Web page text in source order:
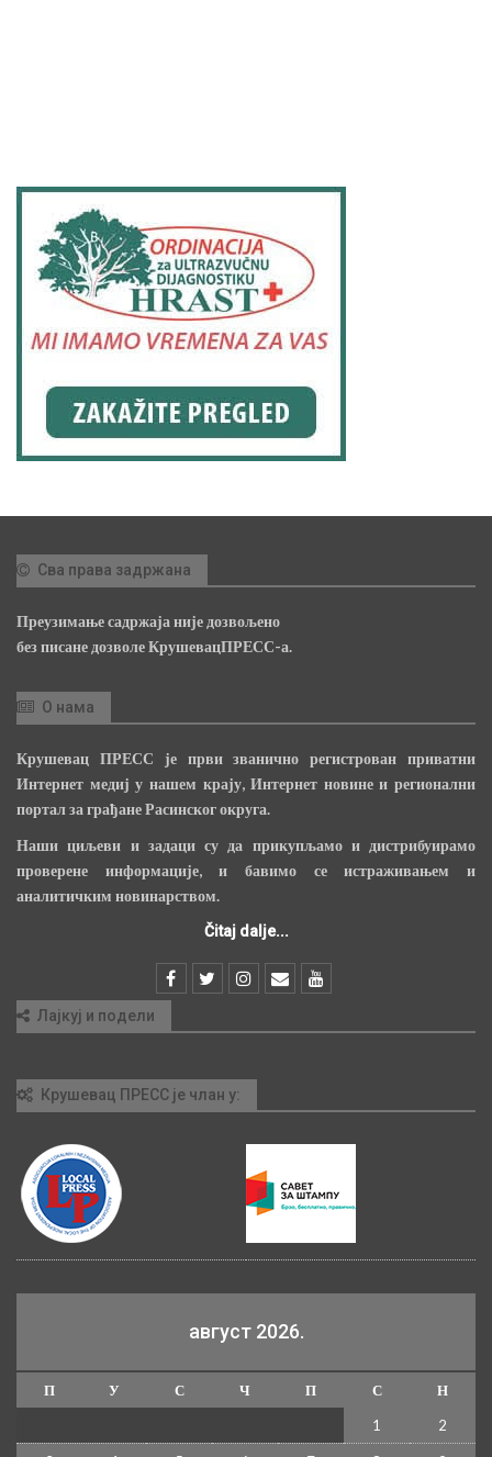
Сва права задржана
Преузимање садржаја није дозвољено
без писане дозволе КрушевацПРЕСС-а.
О нама
Крушевац ПРЕСС је први званично регистрован приватни
Интернет медиј у нашем крају, Интернет новине и регионални
портал за грађане Расинског округа.
Наши циљеви и задаци су да прикупљамо и дистрибуирамо
проверене информације, и бавимо се истраживањем и
аналитичким новинарством.
Čitaj dalje...
Лајкуј и подели
Крушевац ПРЕСС је члан у:
август 2026.
П У С Ч П С
Н
1
2